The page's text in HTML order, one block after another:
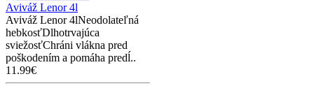
Aviváž Lenor 4l
Aviváž Lenor 4lNeodolateľná
hebkosťDlhotrvajúca
sviežosťChráni vlákna pred
poškodením a pomáha predĺ..
11.99€